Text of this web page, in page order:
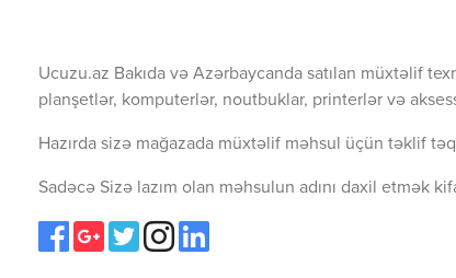
Ucuzu.az Bakıda və Azərbaycanda satılan müxtəlif
planşetlər, komputerlər, noutbuklar, printerlər və
Hazırda sizə mağazada müxtəlif məhsul üçün təklif
Sadəcə Sizə lazım olan məhsulun adını daxil etmək